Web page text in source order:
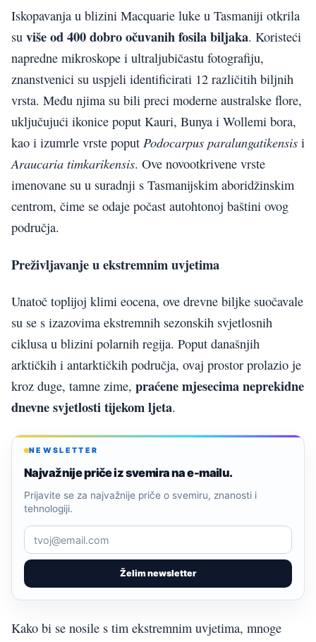
Iskopavanja u blizini Macquarie luke u Tasmaniji otkrila
su više od 400 dobro očuvanih fosila biljaka. Koristeći
napredne mikroskope i ultraljubičastu fotografiju,
znanstvenici su uspjeli identificirati 12 različitih biljnih
vrsta. Među njima su bili preci moderne australske flore,
uključujući ikonice poput Kauri, Bunya i Wollemi bora,
kao i izumrle vrste poput Podocarpus paralungatikensis i
Araucaria timkarikensis. Ove novootkrivene vrste
imenovane su u suradnji s Tasmanijskim aboridžinskim
centrom, čime se odaje počast autohtonoj baštini ovog
područja.
Preživljavanje u ekstremnim uvjetima
Unatoč toplijoj klimi eocena, ove drevne biljke suočavale
su se s izazovima ekstremnih sezonskih svjetlosnih
ciklusa u blizini polarnih regija. Poput današnjih
arktičkih i antarktičkih područja, ovaj prostor prolazio je
kroz duge, tamne zime, praćene mjesecima neprekidne
dnevne svjetlosti tijekom ljeta.
NEWSLETTER
Najvažnije priče iz svemira na e-mailu.
Želim newsletter
Prijavite se za najvažnije priče o svemiru, znanosti i
tehnologiji.
Kako bi se nosile s tim ekstremnim uvjetima, mnoge